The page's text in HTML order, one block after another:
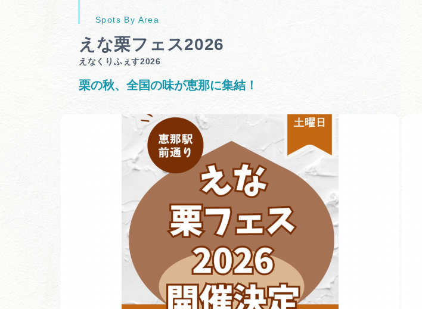
えな栗フェス2026
えなくりふぇす2026
栗の秋、全国の味が恵那に集結！